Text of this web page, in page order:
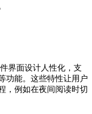
界面设计人性化，支
功能。这些特性让用户
，例如在夜间阅读时切